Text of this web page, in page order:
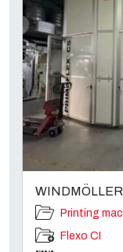
Printing
Flexo CI